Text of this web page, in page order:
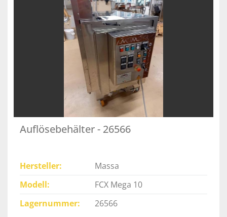
Auflösebehälter - 26566
Hersteller
Massa
Modell
FCX Mega 10
Lagernummer
26566